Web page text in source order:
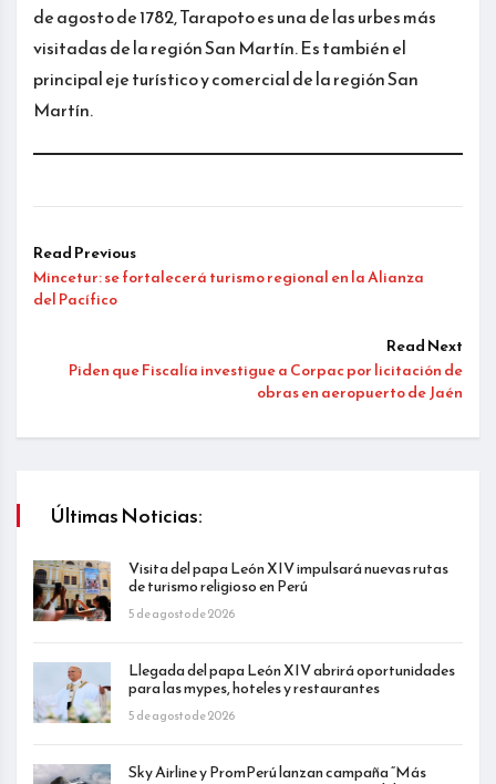
de agosto de 1782, Tarapoto es una de las urbes más
visitadas de la región San Martín. Es también el
principal eje turístico y comercial de la región San
Martín.
Read Previous
Mincetur: se fortalecerá turismo regional en la Alianza
del Pacífico
Read Next
Piden que Fiscalía investigue a Corpac por licitación de
obras en aeropuerto de Jaén
Últimas Noticias:
Visita del papa León XIV impulsará nuevas rutas
de turismo religioso en Perú
5 de agosto de 2026
Llegada del papa León XIV abrirá oportunidades
para las mypes, hoteles y restaurantes
5 de agosto de 2026
Sky Airline y PromPerú lanzan campaña “Más